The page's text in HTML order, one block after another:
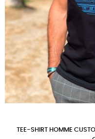
TEE-SHIRT HOMME